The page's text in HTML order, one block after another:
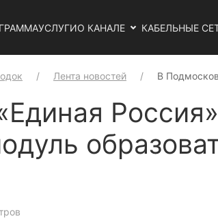
УСЛУГИО КАНАЛЕ КАБЕЛЬНЫЕ
Лента новостей В